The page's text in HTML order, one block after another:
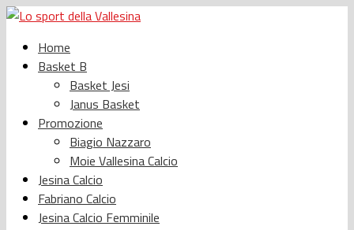
Home
Basket B
Basket Jesi
Janus Basket
Promozione
Biagio Nazzaro
Moie Vallesina Calcio
Jesina Calcio
Fabriano Calcio
Jesina Calcio Femminile